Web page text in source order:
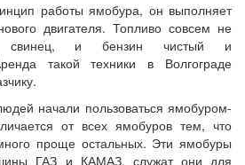
работы ямобура, он выполняет
двигателя. Топливо совсем не
и бензин чистый и
такой техники в Волгограде
начали пользоваться ямобуром-
от всех ямобуров тем, что
проще остальных. Эти ямобуры
ГАЗ и КАМАЗ, служат они для